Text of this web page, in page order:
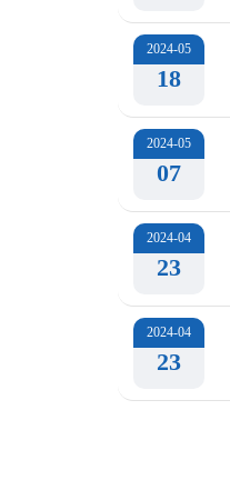
2024-05
18
2024-05
07
2024-04
23
2024-04
23